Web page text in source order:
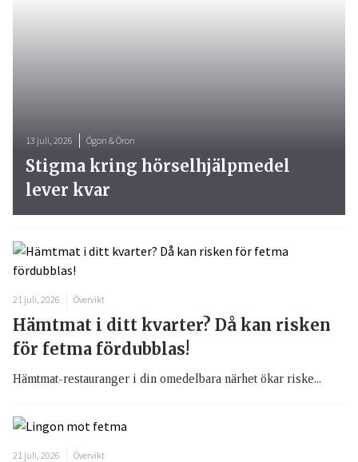
21 juli, 2026 Övervikt
Hämtmat i ditt kvarter? Då kan risken
för fetma fördubblas!
Hämtmat-restauranger i din omedelbara närhet ökar riske...
21 juli, 2026 Övervikt
13 juli, 2026 Ögon & Öron
Stigma kring hörselhjälpmedel
lever kvar